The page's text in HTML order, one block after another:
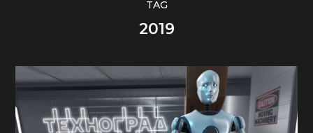
TAG
2019